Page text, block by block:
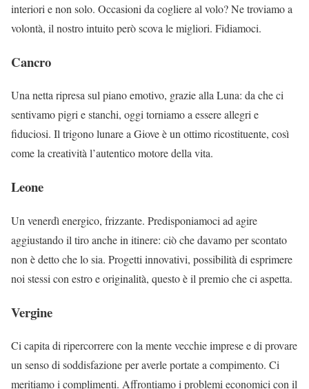
interiori e non solo. Occasioni da cogliere al volo? Ne troviamo a
volontà, il nostro intuito però scova le migliori. Fidiamoci.
Cancro
Una netta ripresa sul piano emotivo, grazie alla Luna: da che ci
sentivamo pigri e stanchi, oggi torniamo a essere allegri e
fiduciosi. Il trigono lunare a Giove è un ottimo ricostituente, così
come la creatività l’autentico motore della vita.
Leone
Un venerdì energico, frizzante. Predisponiamoci ad agire
aggiustando il tiro anche in itinere: ciò che davamo per scontato
non è detto che lo sia. Progetti innovativi, possibilità di esprimere
noi stessi con estro e originalità, questo è il premio che ci aspetta.
Vergine
Ci capita di ripercorrere con la mente vecchie imprese e di provare
un senso di soddisfazione per averle portate a compimento. Ci
meritiamo i complimenti. Affrontiamo i problemi economici con il